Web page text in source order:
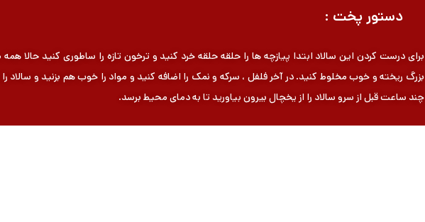
دستور پخت :
برای درست کردن این سالاد ابتدا پیازچه ها را حلقه حلقه خرد کنید و ترخون تازه را ساطوری کنید حالا
بزرگ ریخته و خوب مخلوط کنید. در آخر فلفل ، سرکه و نمک را اضافه کنید و مواد را خوب هم بزنید و سالاد
چند ساعت قبل از سرو سالاد را از یخچال بیرون بیاورید تا به دمای محیط برسد.